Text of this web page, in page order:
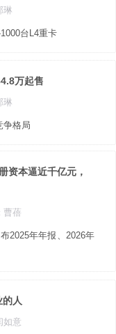
琳
台L4重卡
万起售
琳
争格局
资本逼近千亿元，
曹蓓
2025年年报、2026年
人
如意